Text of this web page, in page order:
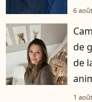
6
de
de
1